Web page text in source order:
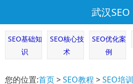
武汉SEO
SEO基础知
识
SEO核心技
术
SEO优化案
例
您的位置:首页>SEO教程 >SEO培训